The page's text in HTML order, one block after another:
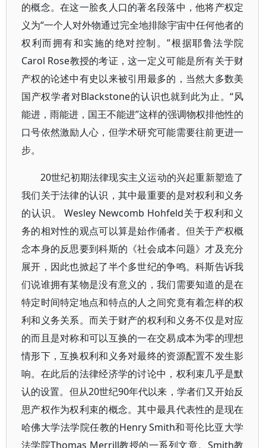
的概念。在这一脍炙人口的著名段落中，他将产权定
义为“一个人对外物通过完全地排除宇宙中任何他者的
权利而拥有和实施的绝对控制。”根据耶鲁法学院
Carol Rose教授的考证，这一定义可能是所有关于财
产权的论述中有史以来被引用最多的，当然大多数美
国产权学者对Blackstone的认识也就到此为止。“风
能进，雨能进，国王不能进”这样的强调物权排他性的
口号依然激励人心，但学术研究可能需要往前更进一
步。
20世纪初期法律现实主义运动的兴起重新塑造了
我们关于法律的认识，其中最重要的是对权利和义务
的认识。 Wesley Newcomb Hohfeld关于权利和义
务的相对性的观点可以算是始作俑者。但关于产权概
念本身的反思要到科斯的《社会成本问题》才及充分
展开，因此也掀起了半个多世纪的争鸣。科斯告诉我
们说谁拥有某物是没有意义的，我们需要知道的是在
特定时间特定地点和特点的人之间究竟有着怎样的权
利和义务关系。而关于财产的权利和义务不仅是对应
的而且是对称和可以互换的一在交易成本为零的理想
情形下，互换权利和义务对最终的资源配置不发生影
响。在此后的法律经济学的讨论中，权利束几乎是默
认的设置。但从20世纪90年代以来，学者们又开始反
思产权作为权利束的概念。其中最具代表性的是现在
哈佛大学法学院任教的Henry Smith和哥伦比亚大学
法学院Thomas Merrill教授的一系列文章。Smith教